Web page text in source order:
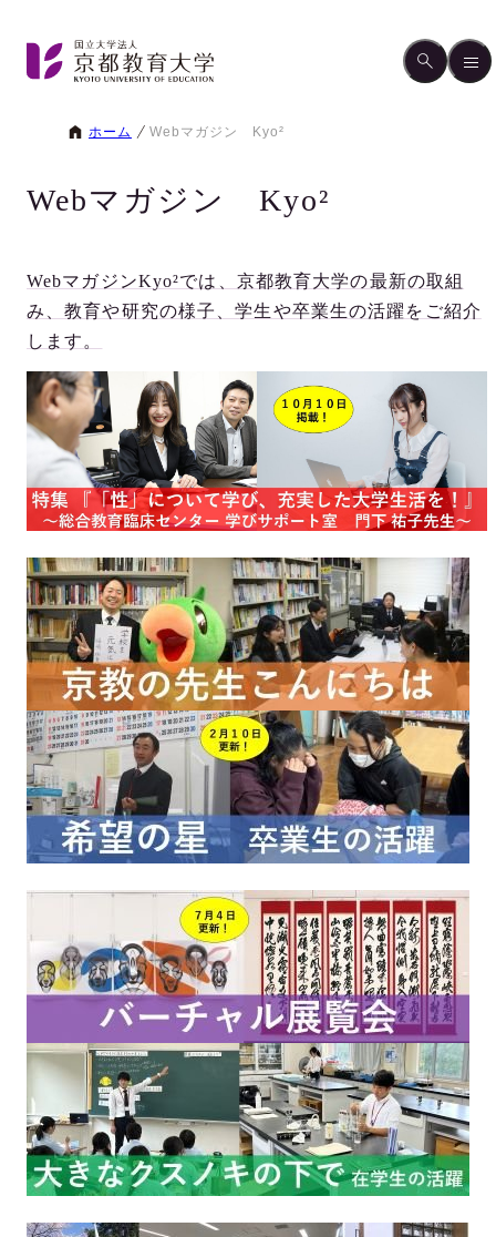
ホーム Webマガジン Kyo²
Webマガジン Kyo²
WebマガジンKyo²では、京都教育大学の最新の取組
み、教育や研究の様子、学生や卒業生の活躍をご紹介
します。